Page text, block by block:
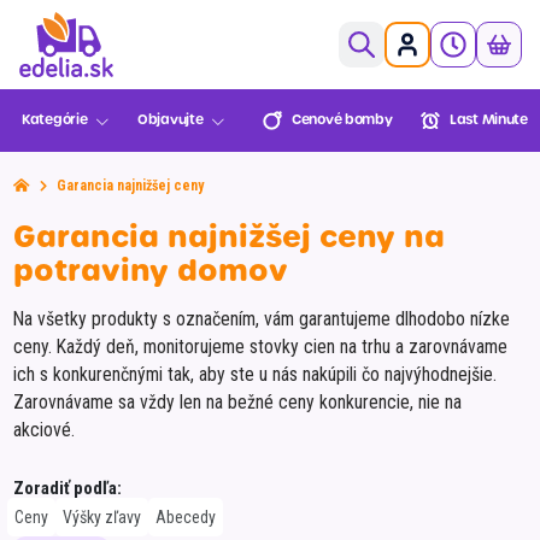
Košík je prázdny
Môžete objednať!
Kategórie Objavujte Cenové bomby Last Minute
bomby
Last Minute
Lekáreň
BENU
XXL
Balenia Novinky Multinákup
Viac za menej
Edelia klub
Slovenská
farma
Ovocie a zelenina
Údeniny a lahôdky
Mrazené
Trvanlivé
Nápoje
Alkohol
Športová výživa
Garancia najnižšej ceny
Garancia najnižšej ceny na
potraviny domov
Na všetky produkty s označením, vám garantujeme dlhodobo nízke
ceny. Každý deň, monitorujeme stovky cien na trhu a zarovnávame
ich s konkurenčnými tak, aby ste u nás nakúpili čo najvýhodnejšie.
Zarovnávame sa vždy len na bežné ceny konkurencie, nie na
akciové.
Zoradiť podľa:
Ceny Výšky zľavy Abecedy